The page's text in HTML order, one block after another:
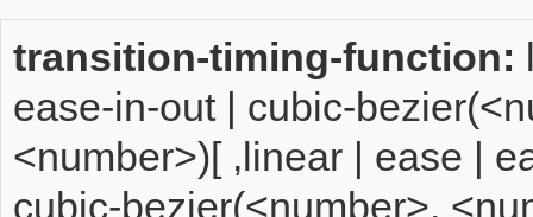
transition-timing-function:
ease-in-out | cubic-
<number>)[ ,linear | ease |
cubic-bezier(<number>,